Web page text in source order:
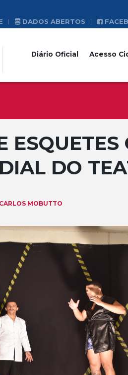
DADOS ABERTOS
Diário Oficial Acesso
ESQUETES
DO
CARLOS MOBUTTO